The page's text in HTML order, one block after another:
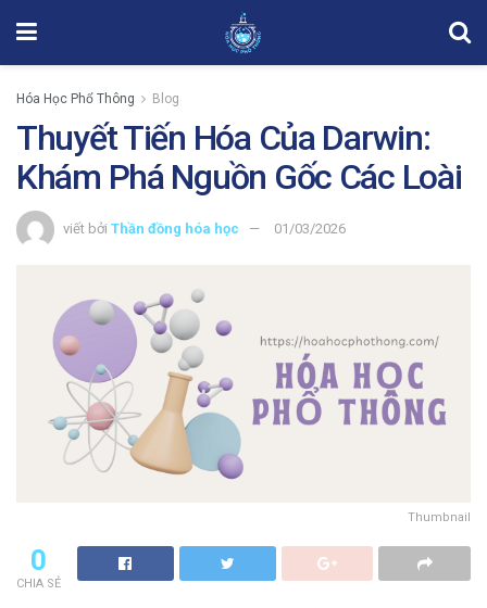
Hóa Học Phổ Thông Blog
Thuyết Tiến Hóa Của Darwin:
Khám Phá Nguồn Gốc Các Loài
viết bởi Thần đồng hóa học 01/03/2026
Thumbnail
0
CHIA SẺ